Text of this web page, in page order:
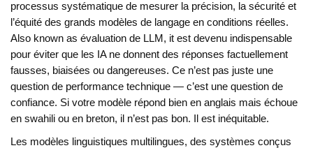
processus systématique de mesurer la précision, la sécurité et
l’équité des grands modèles de langage en conditions réelles.
Also known as évaluation de LLM , it est devenu indispensable
pour éviter que les IA ne donnent des réponses factuellement
fausses, biaisées ou dangereuses. Ce n’est pas juste une
question de performance technique — c’est une question de
confiance. Si votre modèle répond bien en anglais mais échoue
en swahili ou en breton, il n’est pas bon. Il est inéquitable.
Les modèles linguistiques multilingues, des systèmes conçus